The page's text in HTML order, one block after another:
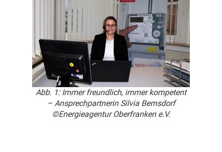
Abb. 1: Immer freundlich, immer kompetent
– Ansprechpartnerin Silvia Bernsdorf
©Energieagentur Oberfranken e.V.